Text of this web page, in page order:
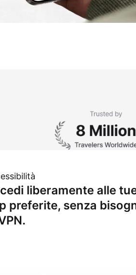
liberamente alle
preferite, senza